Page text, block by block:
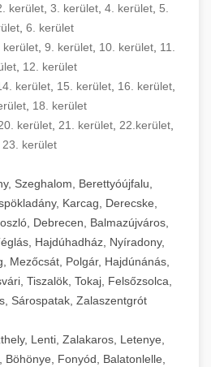
kerület 3. kerület 4. kerület 5.
6. kerület
kerület, 9. kerület, 10. kerület, 11.
12. kerület
kerület 15. kerület 16. kerület
18. kerület
kerület 21. kerület 22.kerület
23. kerület
Szeghalom, Berettyóújfalu,
Karcag, Derecske,
Debrecen, Balmazújváros,
Hajdúhadház, Nyíradony,
Mezőcsát, Polgár, Hajdúnánás,
Tiszalök, Tokaj, Felsőzsolca,
Sárospatak, Zalaszentgrót
Lenti, Zalakaros, Letenye,
Böhönye, Fonyód, Balatonlelle,